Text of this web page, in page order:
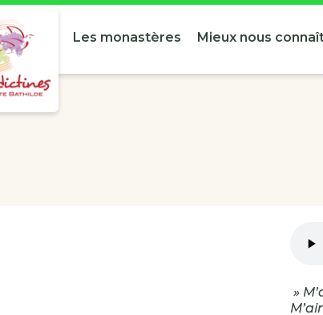
Les monastères Mieux nous
»